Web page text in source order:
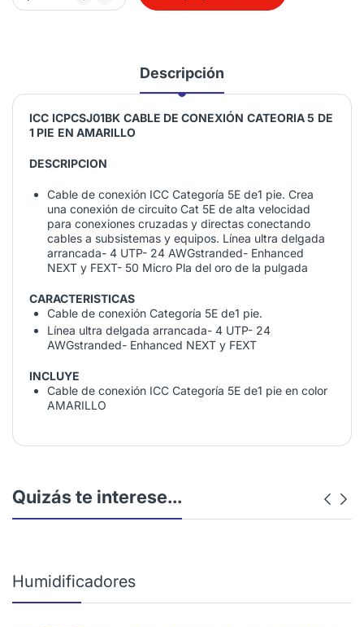
Descripción
ICC ICPCSJ01BK CABLE DE CONEXIÓN CATEORIA 5 DE
1 PIE EN AMARILLO
DESCRIPCION
Cable de conexión ICC Categoría 5E de1 pie. Crea
una conexión de circuito Cat 5E de alta velocidad
para conexiones cruzadas y directas conectando
cables a subsistemas y equipos. Línea ultra delgada
arrancada- 4 UTP- 24 AWGstranded- Enhanced
NEXT y FEXT- 50 Micro Pla del oro de la pulgada
CARACTERISTICAS
Cable de conexión Categoría 5E de1 pie.
Línea ultra delgada arrancada- 4 UTP- 24
AWGstranded- Enhanced NEXT y FEXT
INCLUYE
Cable de conexión ICC Categoría 5E de1 pie en color
AMARILLO
Quizás te interese...
Humidificadores